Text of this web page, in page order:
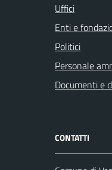
Uffici
Enti e
Politici
Personale
Documenti e
CONTATTI